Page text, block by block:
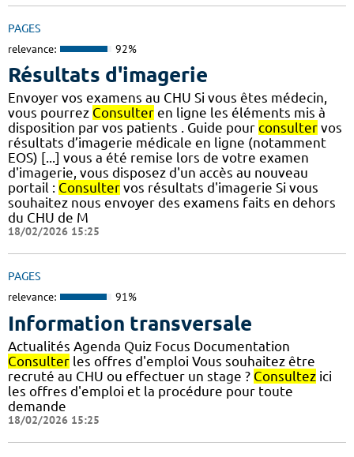
PAGES
relevance: 92%
Résultats d'imagerie
Envoyer vos examens au CHU Si vous êtes médecin,
vous pourrez Consulter en ligne les éléments mis à
disposition par vos patients . Guide pour consulter vos
résultats d’imagerie médicale en ligne (notamment
EOS) [...] vous a été remise lors de votre examen
d'imagerie, vous disposez d'un accès au nouveau
portail : Consulter vos résultats d'imagerie Si vous
souhaitez nous envoyer des examens faits en dehors
du CHU de M
18/02/2026 15:25
PAGES
relevance: 91%
Information transversale
Actualités Agenda Quiz Focus Documentation
Consulter les offres d'emploi Vous souhaitez être
recruté au CHU ou effectuer un stage ? Consultez ici
les offres d'emploi et la procédure pour toute
demande
18/02/2026 15:25